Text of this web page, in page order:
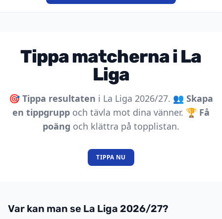
Tippa matcherna i La
Liga
🎯 Tippa resultaten i La Liga 2026/27. 👥 Skapa
en tippgrupp och tävla mot dina vänner. 🏆 Få
poäng och klättra på topplistan.
TIPPA NU
Var kan man se La Liga 2026/27?